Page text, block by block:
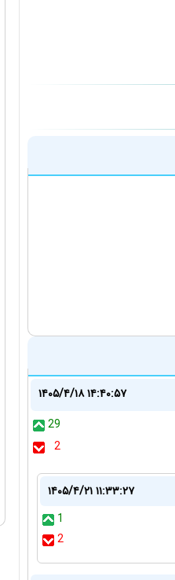
۱۴۰۵/۴/۱۸ ۱۴:۴۰:۵۷
29
2
۱۴۰۵/۴/۲۱ ۱۱:۳۳:۲۷
1
2